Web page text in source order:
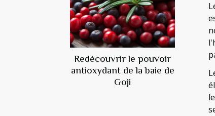
Redécouvrir le pouvoir
antioxydant de la baie de
Goji